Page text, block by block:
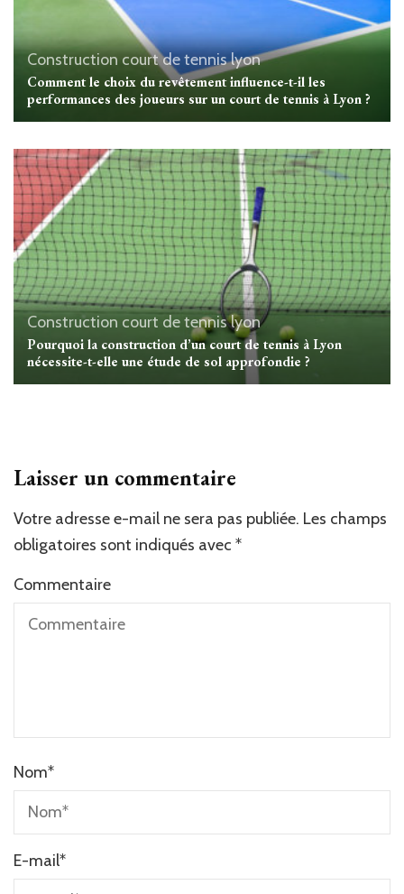
Construction court de tennis lyon
Comment le choix du revêtement influence-t-il les
performances des joueurs sur un court de tennis à Lyon ?
Construction court de tennis lyon
Pourquoi la construction d’un court de tennis à Lyon
nécessite-t-elle une étude de sol approfondie ?
Laisser un commentaire
Votre adresse e-mail ne sera pas publiée. Les champs
obligatoires sont indiqués avec *
Commentaire
Nom*
E-mail*
Alternative: